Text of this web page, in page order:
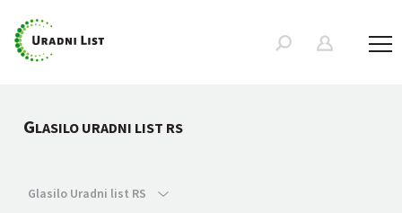
GLASILO URADNI LIST RS
Glasilo Uradni list RS